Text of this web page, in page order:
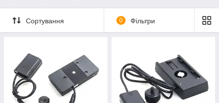
Сортування 0 Фільтри